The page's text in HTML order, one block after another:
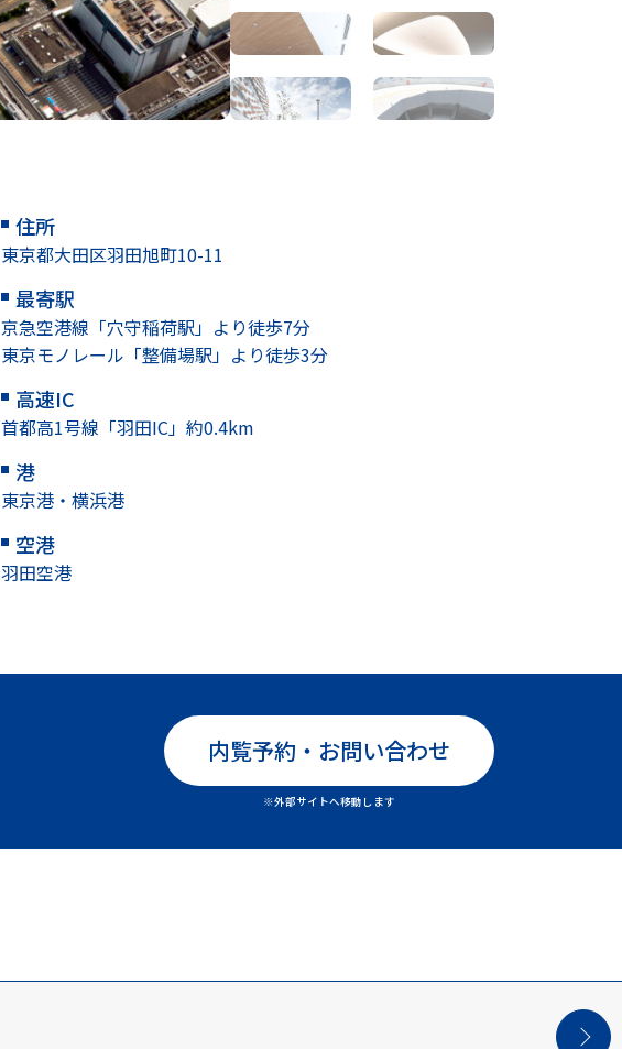
住所
東京都大田区羽田旭町10-11
最寄駅
京急空港線「穴守稲荷駅」より徒歩7分
東京モノレール「整備場駅」より徒歩3分
高速IC
首都高1号線「羽田IC」約0.4km
港
東京港・横浜港
空港
羽田空港
内覧予約・お問い合わせ
※外部サイトへ移動します